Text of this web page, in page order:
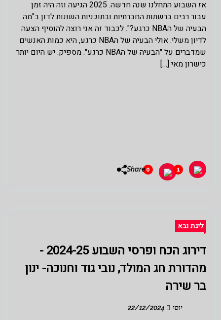
אז השבוע התחלנו שנה חדשה. 2025 הגיעה וזה היה זמן
עבור רבים ברשתות החברתיות ובתוכניות השונות לדון ב"מה
הבעיה של הNBA כרגע?". לכבוד זה אני רוצה להוסיף הצעה
לדיון משלי. אולי הבעיה של הNBA כרגע, היא כמות האנשים
שמדברים על "הבעיה של הNBA כרגע". מספיק. יש היום יותר
כישרון מאי […]
1
0
Share
ליגת נבא
דירוג הכח ופרסי השבוע 2024-25 -
מהדורת חג המולד, נובי גוד וחנוכה- ינון
בר שירה
יוסי